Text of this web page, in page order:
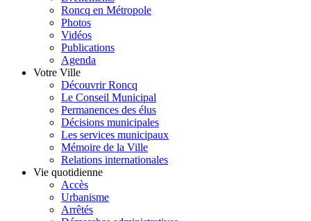
Roncq en Métropole
Photos
Vidéos
Publications
Agenda
Votre Ville
Découvrir Roncq
Le Conseil Municipal
Permanences des élus
Décisions municipales
Les services municipaux
Mémoire de la Ville
Relations internationales
Vie quotidienne
Accès
Urbanisme
Arrêtés